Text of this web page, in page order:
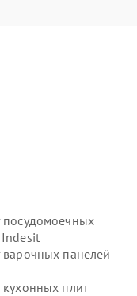
посудомоечных
варочных панелей
кухонных плит